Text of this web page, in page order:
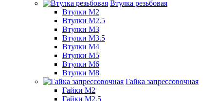
Втулка резьбовая
Втулки М2
Втулки М2.5
Втулки М3
Втулки М3.5
Втулки М4
Втулки М5
Втулки М6
Втулки М8
Гайка запрессовочная
Гайки М2
Гайки М2.5